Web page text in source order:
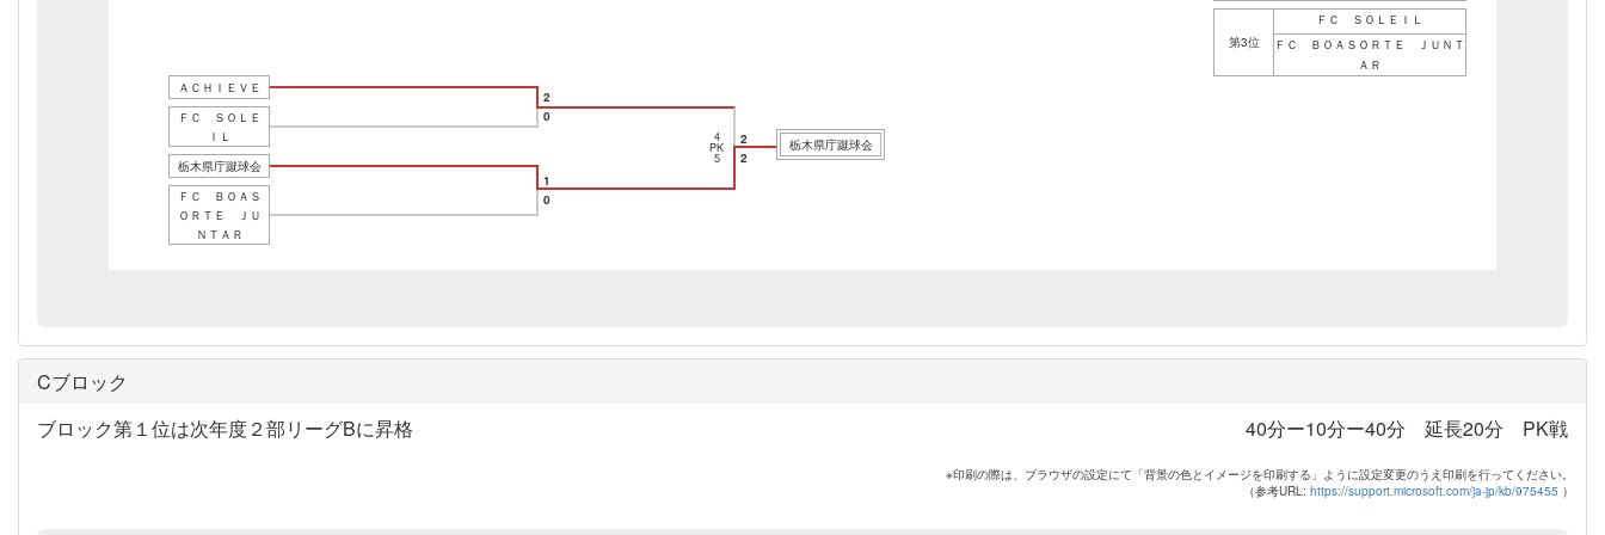
第3位
ＦＣ ＳＯＬＥＩＬ
ＦＣ ＢＯＡＳＯＲＴＥ ＪＵＮＴ
ＡＲ
ＡＣＨＩＥＶＥ
2
ＦＣ ＳＯＬＥ
ＩＬ
0
2
PK
4
栃木県庁蹴球会
1
ＦＣ ＢＯＡＳ
ＯＲＴＥ ＪＵ
ＮＴＡＲ
0
2
5
栃木県庁蹴球会
Cブロック
ブロック第１位は次年度２部リーグBに昇格
40分ー10分ー40分 延長20分 PK戦
※印刷の際は、ブラウザの設定にて「背景の色とイメージを印刷する」ように設定変更のうえ印刷を行ってください。
（参考URL: https://support.microsoft.com/ja-jp/kb/975455 ）